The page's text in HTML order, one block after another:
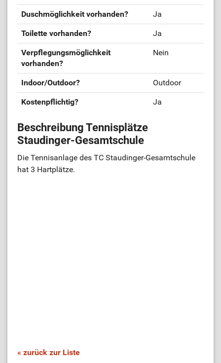
Duschmöglichkeit vorhanden? Ja
Toilette vorhanden? Ja
Verpflegungsmöglichkeit
vorhanden?
Nein
Indoor/Outdoor? Outdoor
Kostenpflichtig? Ja
Beschreibung Tennisplätze
Staudinger-Gesamtschule
Die Tennisanlage des TC Staudinger-Gesamtschule
hat 3 Hartplätze.
« zurück zur Liste